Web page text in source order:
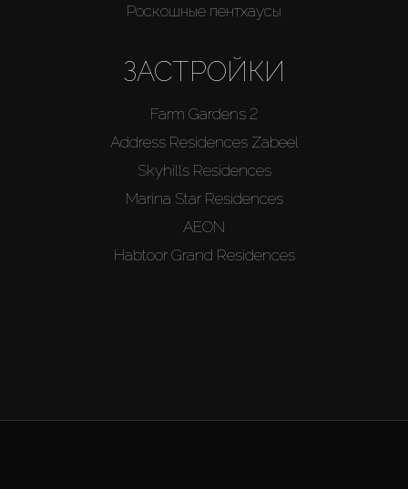
Роскошные пентхаусы
ЗАСТРОЙКИ
Farm Gardens 2
Address Residences Zabeel
Skyhills Residences
Marina Star Residences
AEON
Habtoor Grand Residences